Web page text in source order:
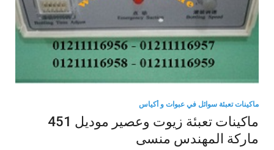
ماكينات تعبئة سوائل في عبوات و أكياس
ماكينات تعبئة زيوت وعصير موديل 451
ماركة المهندس منسى